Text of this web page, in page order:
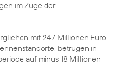
im Zuge der
mit 247 Millionen Euro
betrugen in
auf minus 18 Millionen